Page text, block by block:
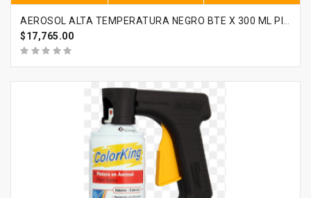
$17,765.00